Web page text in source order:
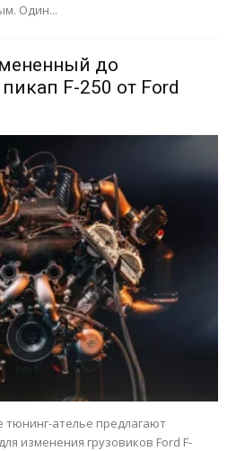
Один...
до
F-250 от Ford
ателье предлагают
изменения грузовиков Ford F-